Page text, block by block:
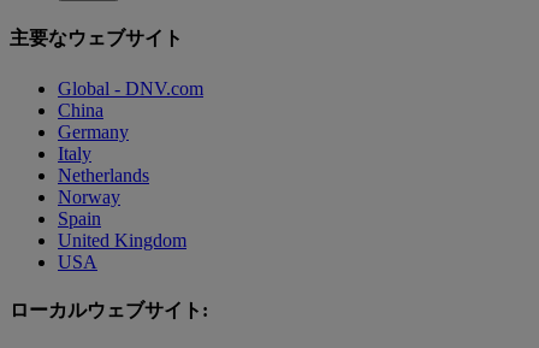
主要なウェブサイト
Global - DNV.com
China
Germany
Italy
Netherlands
Norway
Spain
United Kingdom
USA
ローカルウェブサイト: